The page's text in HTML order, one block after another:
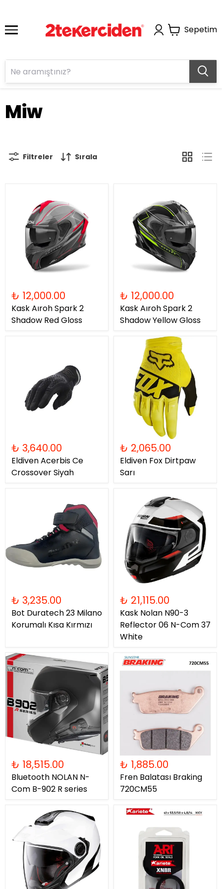
Sepetim
Miw
Filtreler Sırala
₺ 12,000.00
Kask Aıroh Spark 2
Shadow Red Gloss
₺ 12,000.00
Kask Aıroh Spark 2
Shadow Yellow Gloss
₺ 3,640.00
Eldiven Acerbis Ce
Crossover Siyah
₺ 2,065.00
Eldiven Fox Dirtpaw
Sarı
₺ 3,235.00
Bot Duratech 23 Milano
Korumalı Kısa Kırmızı
₺ 21,115.00
Kask Nolan N90-3
Reflector 06 N-Com 37
White
₺ 18,515.00
Bluetooth NOLAN N-
Com B-902 R series
₺ 1,885.00
Fren Balatası Braking
720CM55